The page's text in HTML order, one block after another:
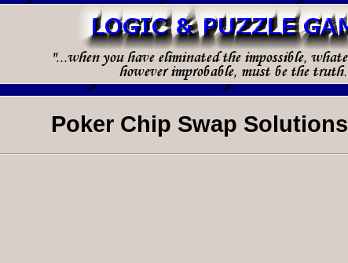
Poker Chip Swap Solutions